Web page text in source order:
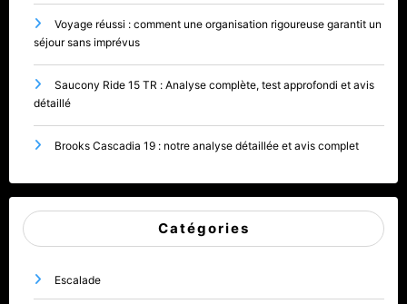
Voyage réussi : comment une organisation rigoureuse garantit un
séjour sans imprévus
Saucony Ride 15 TR : Analyse complète, test approfondi et avis
détaillé
Brooks Cascadia 19 : notre analyse détaillée et avis complet
Catégories
Escalade